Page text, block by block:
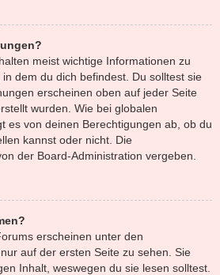
meist wichtige Informationen zu
dem du dich befindest. Du solltest sie
erscheinen oben auf jeder Seite
wurden. Wie bei globalen
es von deinen Berechtigungen ab, ob du
kannst oder nicht. Die
der Board-Administration vergeben.
erscheinen unter den
auf der ersten Seite zu sehen. Sie
Inhalt, weswegen du sie lesen solltest.